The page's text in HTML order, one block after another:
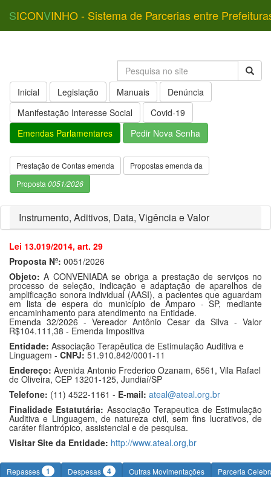
SICONVINHO - Sistema de Parcerias entre
Inicial Legislação Manuais
Denúncia
Manifestação Interesse Social
Covid-19
Emendas Parlamentares
Pedir Nova Senha
Prestação de Contas emenda
Propostas emenda da
Proposta 0051/2026
Instrumento, Aditivos, Data, Vigência e Valor
Lei 13.019/2014, art. 29
Proposta Nº: 0051/2026
Objeto: A CONVENIADA se obriga a prestação de serviços no
processo de seleção, indicação e adaptação de aparelhos de
amplificação sonora individual (AASI), a pacientes que aguardam
em lista de espera do município de Amparo - SP, mediante
encaminhamento para atendimento na Entidade.
Emenda 32/2026 - Vereador Antônio Cesar da Silva - Valor
R$104.111,38 - Emenda Impositiva
Entidade: Associação Terapêutica de Estimulação Auditiva e
Linguagem - CNPJ: 51.910.842/0001-11
Endereço: Avenida Antonio Frederico Ozanam, 6561, Vila Rafael
de Oliveira, CEP 13201-125, Jundiaí/SP
Telefone: (11) 4522-1161 - E-mail: ateal@ateal.org.br
Finalidade Estatutária: Associação Terapeutica de Estimulação
Auditiva e Linguagem, de natureza civil, sem fins lucrativos, de
caráter filantrópico, assistencial e de pesquisa.
Visitar Site da Entidade: http://www.ateal.org,br
Repasses 1 Despesas 4 Outras Movimentações Parceria